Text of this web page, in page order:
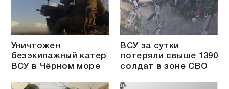
Уничтожен
безэкипажный катер
ВСУ в Чёрном море
ВСУ за сутки
потеряли свыше 1390
солдат в зоне СВО